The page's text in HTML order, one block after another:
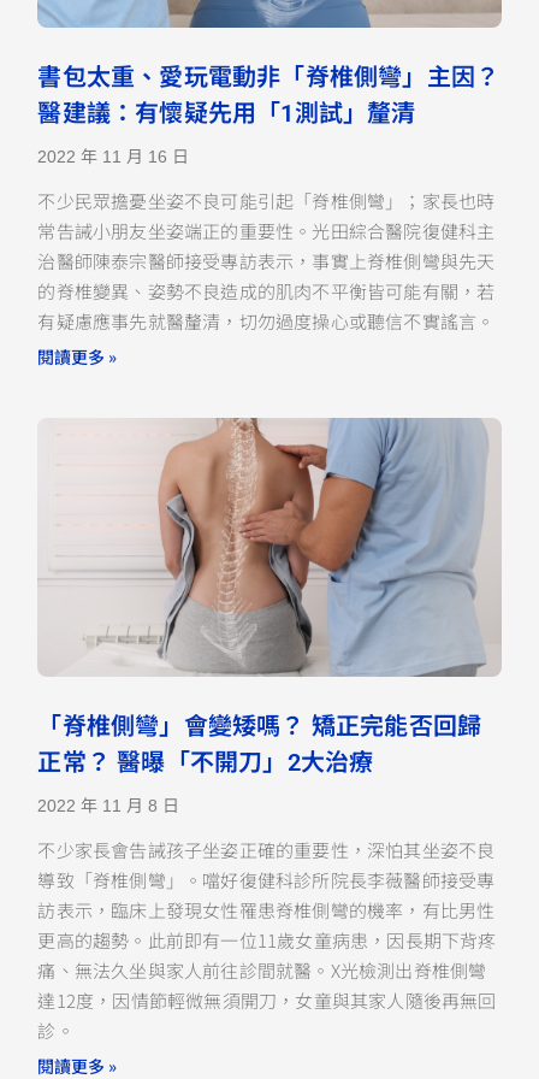
書包太重、愛玩電動非「脊椎側彎」主因？
醫建議：有懷疑先用「1測試」釐清
2022 年 11 月 16 日
不少民眾擔憂坐姿不良可能引起「脊椎側彎」；家長也時
常告誡小朋友坐姿端正的重要性。光田綜合醫院復健科主
治醫師陳泰宗醫師接受專訪表示，事實上脊椎側彎與先天
的脊椎變異、姿勢不良造成的肌肉不平衡皆可能有關，若
有疑慮應事先就醫釐清，切勿過度操心或聽信不實謠言。
閱讀更多 »
「脊椎側彎」會變矮嗎？ 矯正完能否回歸
正常？ 醫曝「不開刀」2大治療
2022 年 11 月 8 日
不少家長會告誡孩子坐姿正確的重要性，深怕其坐姿不良
導致「脊椎側彎」。噹好復健科診所院長李薇醫師接受專
訪表示，臨床上發現女性罹患脊椎側彎的機率，有比男性
更高的趨勢。此前即有一位11歲女童病患，因長期下背疼
痛、無法久坐與家人前往診間就醫。X光檢測出脊椎側彎
達12度，因情節輕微無須開刀，女童與其家人隨後再無回
診。
閱讀更多 »